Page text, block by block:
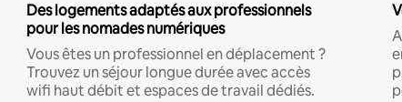
Des logements adaptés aux professionnels
pour les nomades numériques
Vous êtes un professionnel en déplacement ?
Trouvez un séjour longue durée avec accès
wifi haut débit et espaces de travail dédiés.